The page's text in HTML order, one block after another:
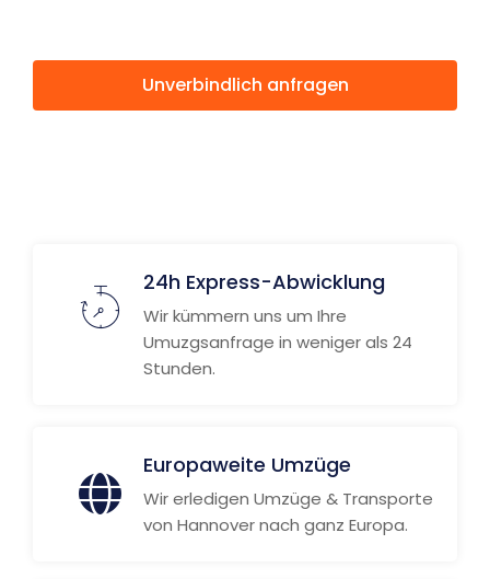
Unverbindlich anfragen
24h Express-Abwicklung
Wir kümmern uns um Ihre
Umuzgsanfrage in weniger als 24
Stunden.
Europaweite Umzüge
Wir erledigen Umzüge & Transporte
von Hannover nach ganz Europa.